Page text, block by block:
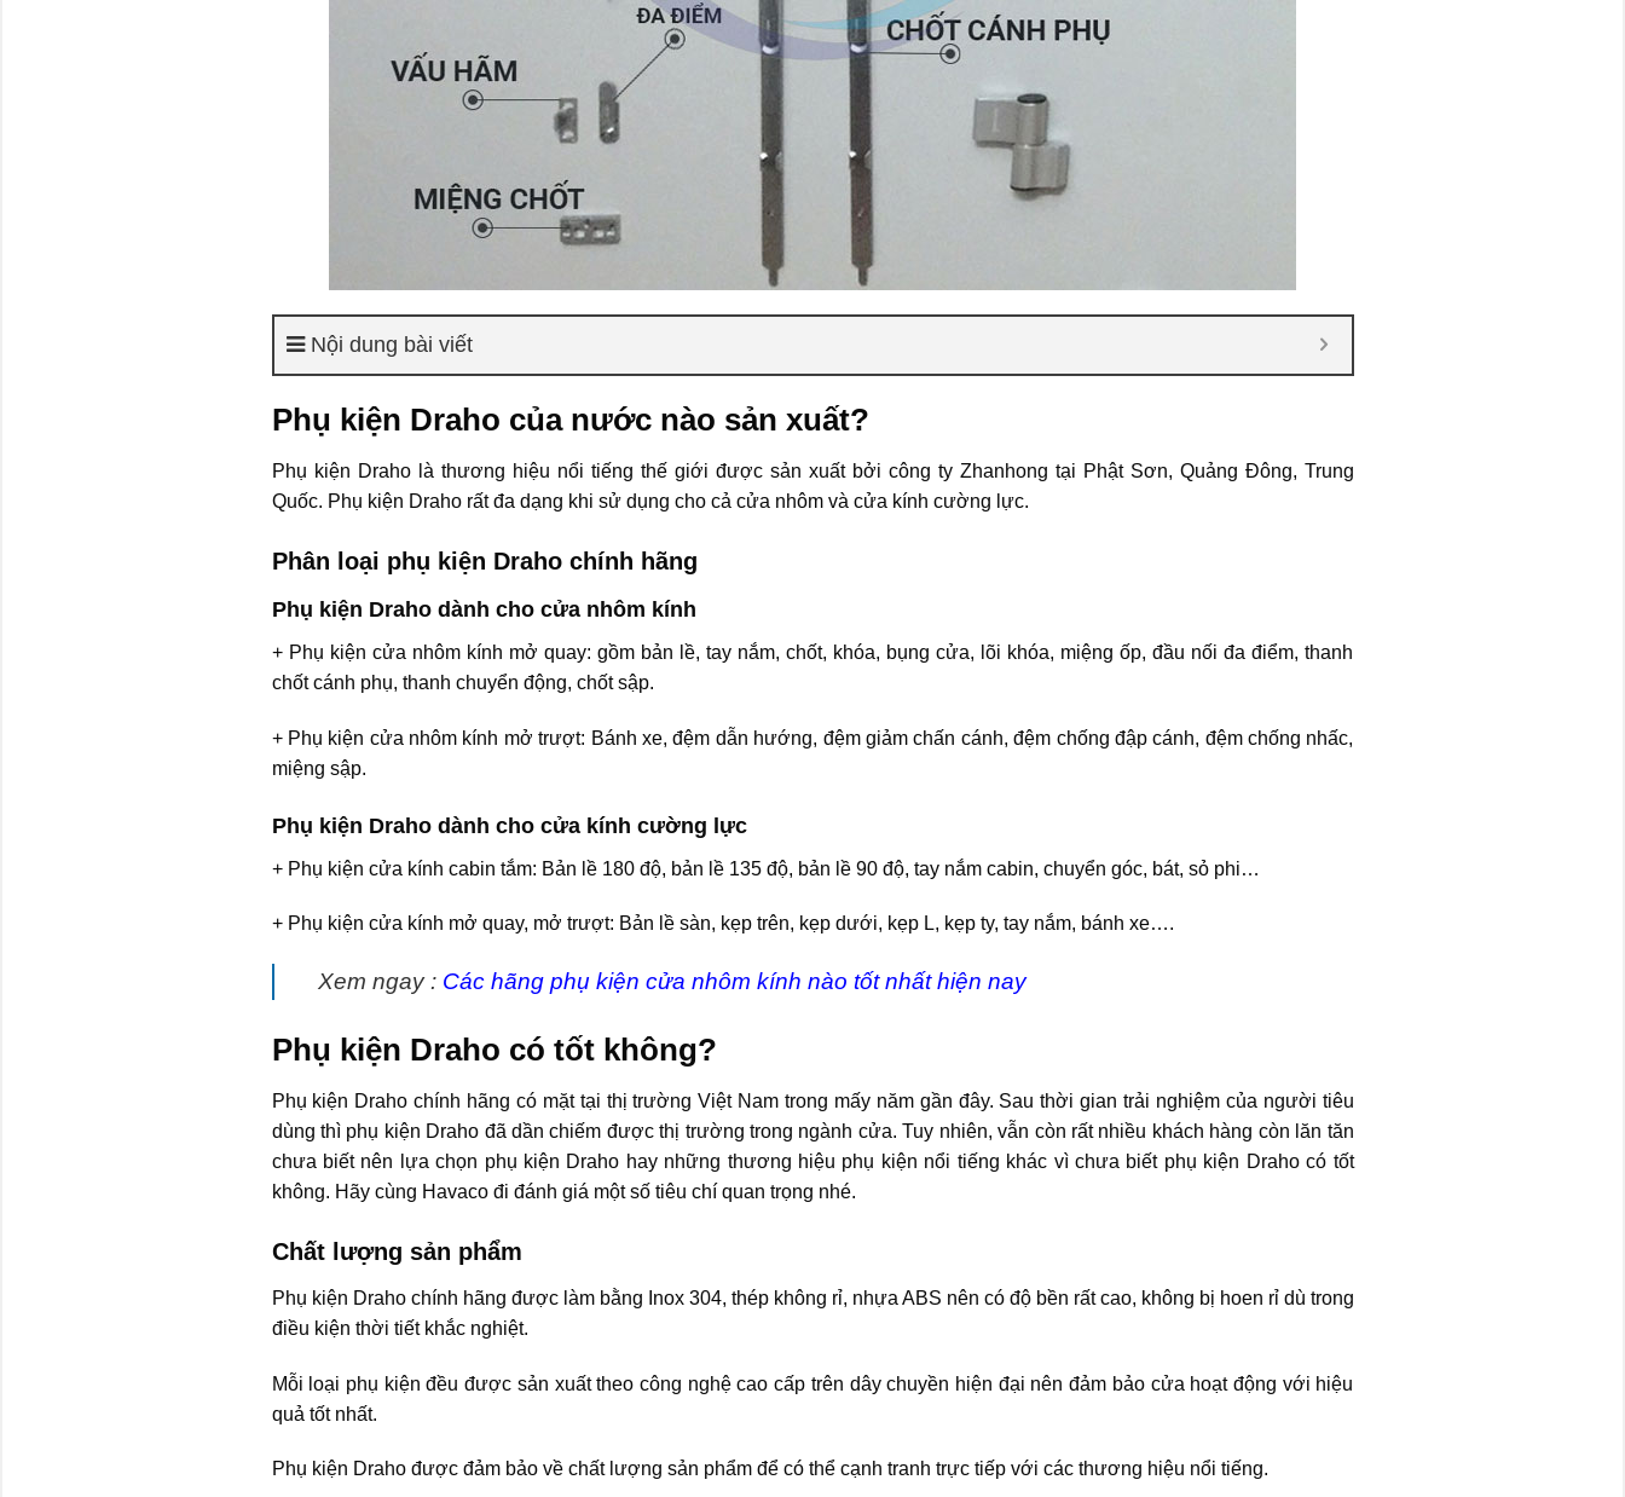
Nội dung bài viết
Phụ kiện Draho của nước nào sản xuất?
Phụ kiện Draho là thương hiệu nổi tiếng thế giới được sản xuất bởi công ty Zhanhong tại Phật Sơn, Quảng Đông, Trung
Quốc. Phụ kiện Draho rất đa dạng khi sử dụng cho cả cửa nhôm và cửa kính cường lực.
Phân loại phụ kiện Draho chính hãng
Phụ kiện Draho dành cho cửa nhôm kính
+ Phụ kiện cửa nhôm kính mở quay: gồm bản lề, tay nắm, chốt, khóa, bụng cửa, lõi khóa, miệng ốp, đầu nối đa điểm, thanh
chốt cánh phụ, thanh chuyển động, chốt sập.
+ Phụ kiện cửa nhôm kính mở trượt: Bánh xe, đệm dẫn hướng, đệm giảm chấn cánh, đệm chống đập cánh, đệm chống nhấc,
miệng sập.
Phụ kiện Draho dành cho cửa kính cường lực
+ Phụ kiện cửa kính cabin tắm: Bản lề 180 độ, bản lề 135 độ, bản lề 90 độ, tay nắm cabin, chuyển góc, bát, sỏ phi…
+ Phụ kiện cửa kính mở quay, mở trượt: Bản lề sàn, kẹp trên, kẹp dưới, kẹp L, kẹp ty, tay nắm, bánh xe….
Xem ngay : Các hãng phụ kiện cửa nhôm kính nào tốt nhất hiện nay
Phụ kiện Draho có tốt không?
Phụ kiện Draho chính hãng có mặt tại thị trường Việt Nam trong mấy năm gần đây. Sau thời gian trải nghiệm của người tiêu
dùng thì phụ kiện Draho đã dần chiếm được thị trường trong ngành cửa. Tuy nhiên, vẫn còn rất nhiều khách hàng còn lăn tăn
chưa biết nên lựa chọn phụ kiện Draho hay những thương hiệu phụ kiện nổi tiếng khác vì chưa biết phụ kiện Draho có tốt
không. Hãy cùng Havaco đi đánh giá một số tiêu chí quan trọng nhé.
Chất lượng sản phẩm
Phụ kiện Draho chính hãng được làm bằng Inox 304, thép không rỉ, nhựa ABS nên có độ bền rất cao, không bị hoen rỉ dù trong
điều kiện thời tiết khắc nghiệt.
Mỗi loại phụ kiện đều được sản xuất theo công nghệ cao cấp trên dây chuyền hiện đại nên đảm bảo cửa hoạt động với hiệu
quả tốt nhất.
Phụ kiện Draho được đảm bảo về chất lượng sản phẩm để có thể cạnh tranh trực tiếp với các thương hiệu nổi tiếng.